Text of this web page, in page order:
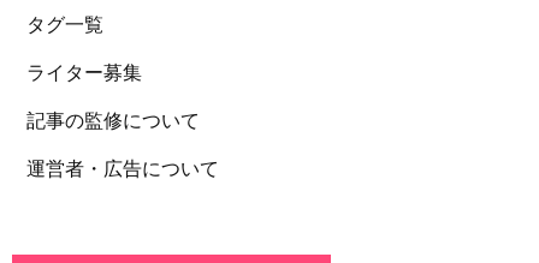
タグ一覧
ライター募集
記事の監修について
運営者・広告について